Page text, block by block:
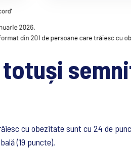
cu obezitate sunt cu 24 de
(19 puncte).